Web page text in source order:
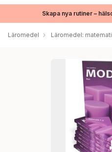
Skapa nya rutiner –
Läromedel Läromedel: